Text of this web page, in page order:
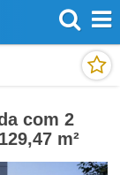
com 2
m²